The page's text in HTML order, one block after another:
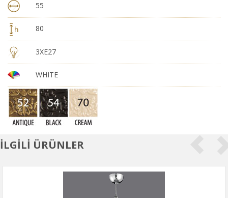
55
80
3XE27
WHITE
İLGİLİ ÜRÜNLER